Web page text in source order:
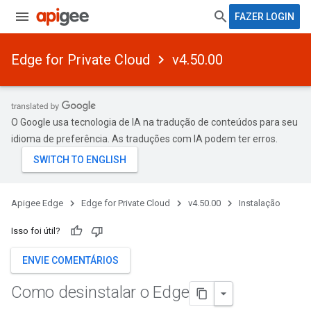
FAZER LOGIN
Edge for Private Cloud v4.50.00
O Google usa tecnologia de IA na tradução de conteúdos para seu
idioma de preferência. As traduções com IA podem ter erros.
Apigee Edge Edge for Private Cloud v4.50.00 Instalação
Isso foi útil?
ENVIE COMENTÁRIOS
Como desinstalar o Edge